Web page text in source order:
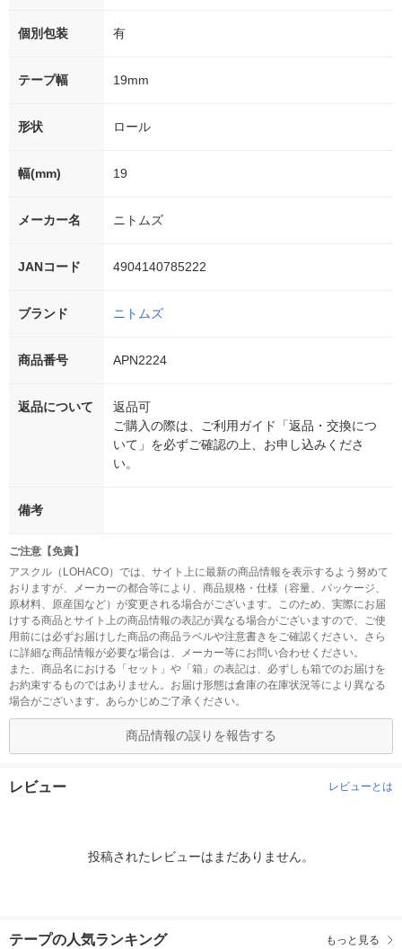
個別包装 有
テープ幅 19mm
形状 ロール
幅(mm) 19
メーカー名 ニトムズ
JANコード 4904140785222
ブランド ニトムズ
商品番号 APN2224
返品について
返品可
ご購入の際は、ご利用ガイド「返品・交換につ
いて」を必ずご確認の上、お申し込みくださ
い。
備考
ご注意【免責】
アスクル（LOHACO）では、サイト上に最新の商品情報を表示するよう努めて
おりますが、メーカーの都合等により、商品規格・仕様（容量、パッケージ、
原材料、原産国など）が変更される場合がございます。このため、実際にお届
けする商品とサイト上の商品情報の表記が異なる場合がございますので、ご使
用前には必ずお届けした商品の商品ラベルや注意書きをご確認ください。さら
に詳細な商品情報が必要な場合は、メーカー等にお問い合わせください。
また、商品名における「セット」や「箱」の表記は、必ずしも箱でのお届けを
お約束するものではありません。お届け形態は倉庫の在庫状況等により異なる
場合がございます。あらかじめご了承ください。
商品情報の誤りを報告する
レビュー レビューとは
投稿されたレビューはまだありません。
テープの人気ランキング もっと見る